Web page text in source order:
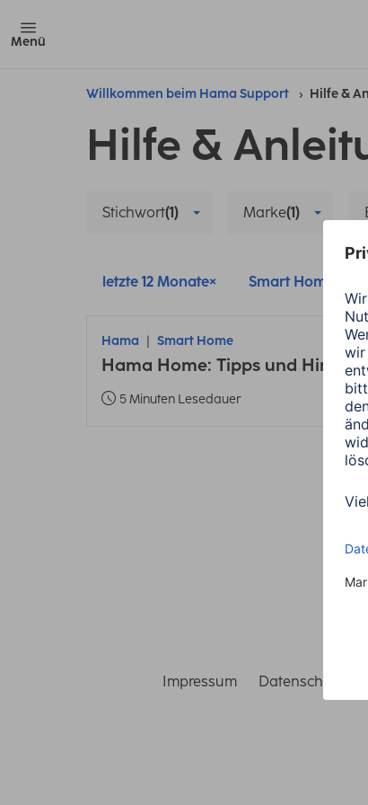
Menü
Willkommen beim Hama Support Hilfe &
Hilfe &
Stichwort(1) Marke(1)
letzte 12 Monate Smart Home
Hama Smart Home
Hama Home: Tipps und
5 Minuten Lesedauer
Impressum Datenschutz